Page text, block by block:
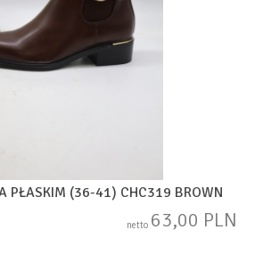
PŁASKIM (36-41) CHC319 BROWN
netto 63,00 PLN